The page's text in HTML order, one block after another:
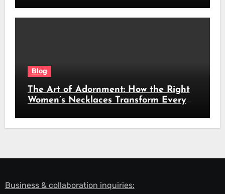
Blog
The Art of Adornment: How the Right
Women’s Necklaces Transform Every
Business & collaboration inquiries: